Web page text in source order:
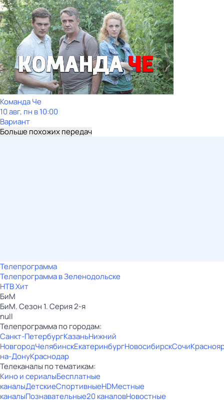
Команда Че
10 авг, пн в 10:00
Вариант
Больше похожих передач
Телепрограмма
Телепрограмма в Зеленодольске
НТВ Хит
БиМ
БиМ. Сезон 1. Серия 2-я
null
Телепрограмма по городам:
Санкт-ПетербургКазаньНижний
НовгородЧелябинскЕкатеринбургНовосибирскСочи
на-ДонуКраснодар
Телеканалы по тематикам:
Кино и сериалыБесплатные
каналыДетскиеСпортивныеHDМестные
каналыПознавательные20 каналовНовостные